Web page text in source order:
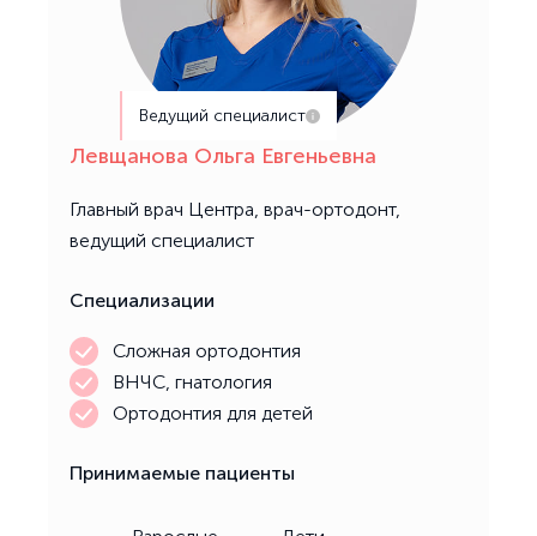
Ведущий специалист
Левщанова Ольга Евгеньевна
Главный врач Центра, врач-ортодонт,
ведущий специалист
Специализации
Сложная ортодонтия
ВНЧС, гнатология
Ортодонтия для детей
Принимаемые пациенты